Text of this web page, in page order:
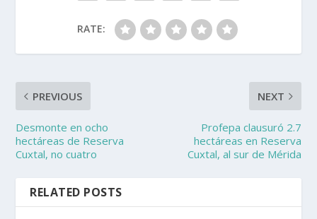
RATE:
PREVIOUS
Desmonte en ocho
hectáreas de Reserva
Cuxtal, no cuatro
NEXT
Profepa clausuró 2.7
hectáreas en Reserva
Cuxtal, al sur de Mérida
RELATED POSTS